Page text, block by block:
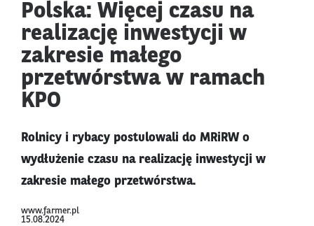
Polska: Więcej czasu na
realizację inwestycji w
zakresie małego
przetwórstwa w ramach
KPO
Rolnicy i rybacy postulowali do MRiRW o
wydłużenie czasu na realizację inwestycji w
zakresie małego przetwórstwa.
www.farmer.pl
15.08.2024